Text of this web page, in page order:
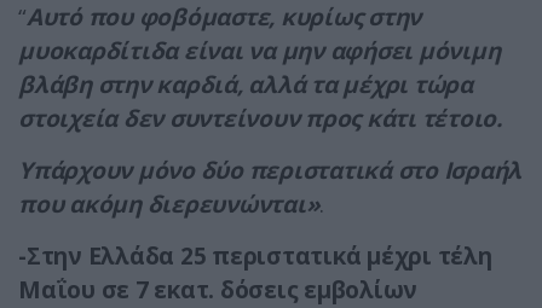
“Αυτό που φοβόμαστε, κυρίως στην
μυοκαρδίτιδα είναι να μην αφήσει μόνιμη
βλάβη στην καρδιά, αλλά τα μέχρι τώρα
στοιχεία δεν συντείνουν προς κάτι τέτοιο.
Υπάρχουν μόνο δύο περιστατικά στο Ισραήλ
που ακόμη διερευνώνται».
-Στην Ελλάδα 25 περιστατικά μέχρι τέλη
Μαΐου σε 7 εκατ. δόσεις εμβολίων